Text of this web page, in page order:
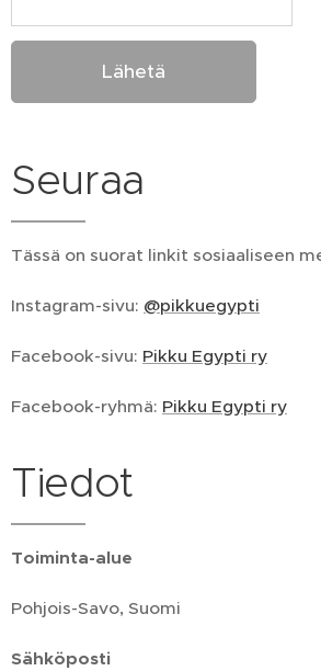
Lähetä
Seuraa
Tässä on suorat linkit sosiaaliseen
Instagram-sivu: @pikkuegypti
Facebook-sivu: Pikku Egypti ry
Facebook-ryhmä: Pikku Egypti ry
Tiedot
Toiminta-alue
Pohjois-Savo, Suomi
Sähköposti